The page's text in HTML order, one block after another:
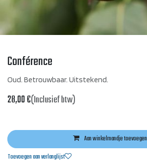
Conférence
Oud. Betrouwbaar. Uitstekend.
28,00€(Inclusief btw)
Aan winkelmandje toevoegen
Toevoegen aan verlanglijst